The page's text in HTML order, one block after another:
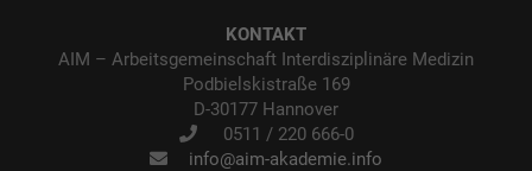
KONTAKT
AIM – Arbeitsgemeinschaft Interdisziplinäre Medizin
Podbielskistraße 169
D-30177 Hannover
0511 / 220 666-0
info@aim-akademie.info